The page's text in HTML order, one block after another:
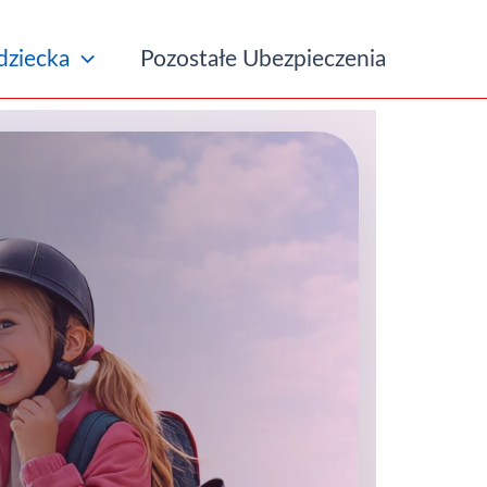
Pozostałe Ubezpieczenia